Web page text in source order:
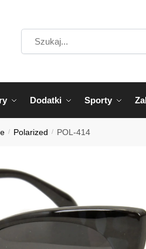
Dodatki Sporty
/ Polarized / POL-414